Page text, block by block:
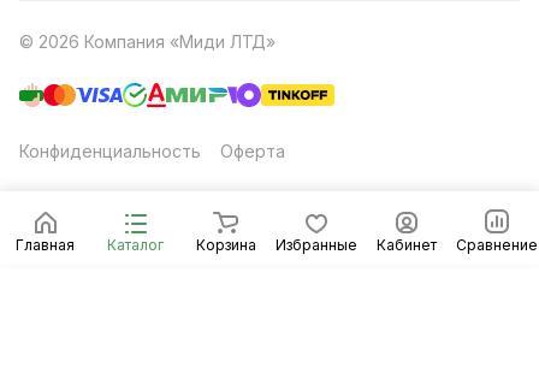
Главная Каталог Корзина Избранные Кабинет Сравнение
© 2026 Компания «Миди ЛТД»
Конфиденциальность Оферта